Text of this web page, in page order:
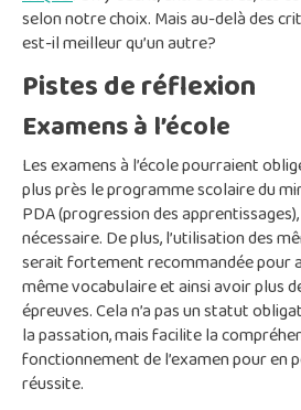
selon notre choix. Mais au-delà des
est-il meilleur qu’un autre?
Pistes de réflexion
Examens à l’école
Les examens à l’école pourraient
plus près le programme scolaire du
PDA (progression des
nécessaire. De plus, l’utilisation des
serait fortement recommandée pour
même vocabulaire et ainsi avoir plus
épreuves. Cela n’a pas un statut
la passation, mais facilite la
fonctionnement de l’examen pour en
réussite.